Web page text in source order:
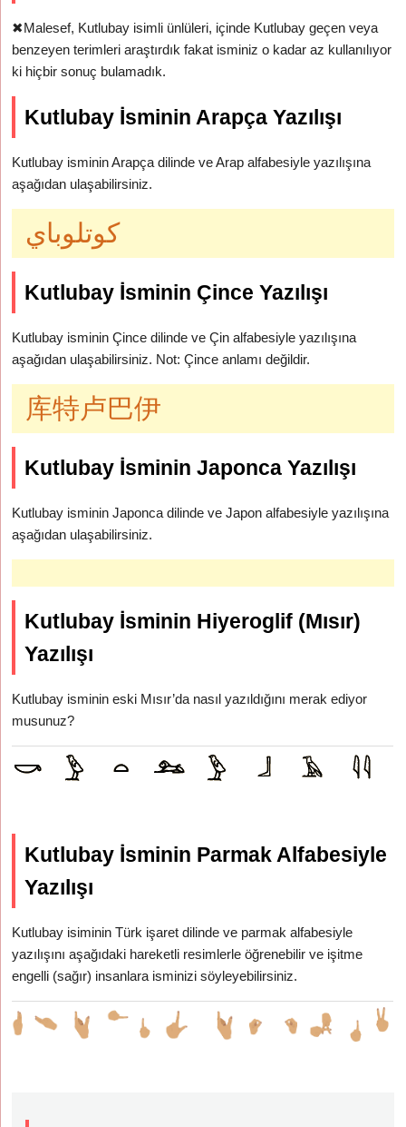
✖Malesef, Kutlubay isimli ünlüleri, içinde Kutlubay geçen veya
benzeyen terimleri araştırdık fakat isminiz o kadar az kullanılıyor
ki hiçbir sonuç bulamadık.
Kutlubay İsminin Arapça Yazılışı
Kutlubay isminin Arapça dilinde ve Arap alfabesiyle yazılışına
aşağıdan ulaşabilirsiniz.
كوتلوباي
Kutlubay İsminin Çince Yazılışı
Kutlubay isminin Çince dilinde ve Çin alfabesiyle yazılışına
aşağıdan ulaşabilirsiniz. Not: Çince anlamı değildir.
库特卢巴伊
Kutlubay İsminin Japonca Yazılışı
Kutlubay isminin Japonca dilinde ve Japon alfabesiyle yazılışına
aşağıdan ulaşabilirsiniz.
Kutlubay İsminin Hiyeroglif (Mısır)
Yazılışı
Kutlubay isminin eski Mısır’da nasıl yazıldığını merak ediyor
musunuz?
Kutlubay İsminin Parmak Alfabesiyle
Yazılışı
Kutlubay isiminin Türk işaret dilinde ve parmak alfabesiyle
yazılışını aşağıdaki hareketli resimlerle öğrenebilir ve işitme
engelli (sağır) insanlara isminizi söyleyebilirsiniz.